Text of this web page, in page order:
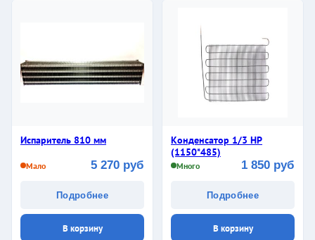
Испаритель 810 мм
Мало 5 270 руб
Подробнее
В корзину
Конденсатор 1/3 НР
(1150*485)
Много 1 850 руб
Подробнее
В корзину